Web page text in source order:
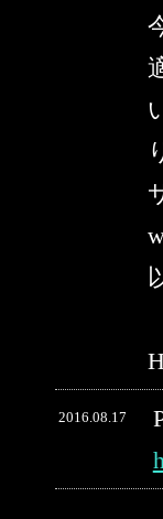
2016.08.17